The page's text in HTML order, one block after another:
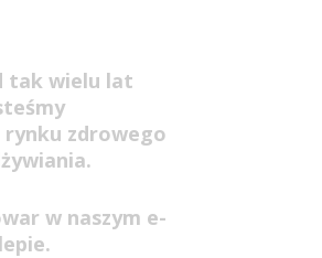
tak wielu lat
rynku zdrowego
w naszym e-